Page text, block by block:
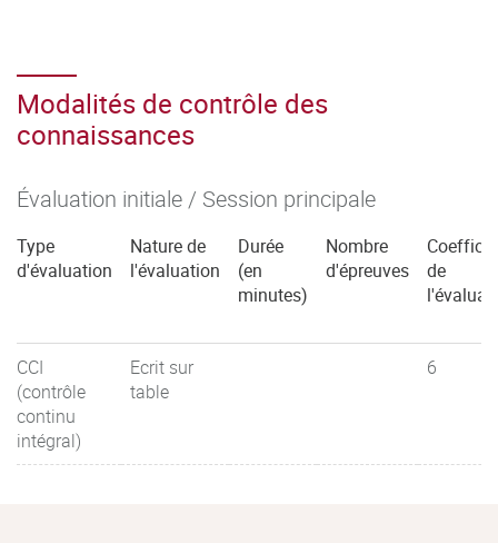
Modalités de contrôle des
connaissances
Évaluation initiale / Session principale
Type
d'évaluation
Nature de
l'évaluation
Durée
(en
minutes)
Nombre
d'épreuves
de
CCI
(contrôle
continu
intégral)
Ecrit sur
table
6